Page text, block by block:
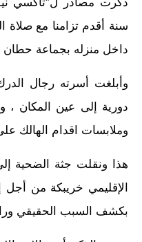
سنة أقدم تزامنا مع صلاة
داخل منزله بجماعة حطان
وأبلغت أسرته رجال
دورية إلى عين المكان
وملابسات اقدام الهالك
هذا ونقلت جثة الضحية
الإقليمي خريبكة من
بكشف السبب الحقيقي